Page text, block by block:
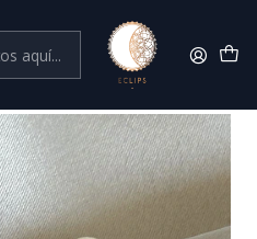
Aros gota medianos circones